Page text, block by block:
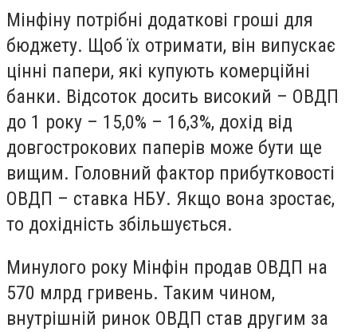
Мінфіну потрібні додаткові гроші для
бюджету. Щоб їх отримати, він випускає
цінні папери, які купують комерційні
банки. Відсоток досить високий – ОВДП
до 1 року – 15,0% – 16,3%, дохід від
довгострокових паперів може бути ще
вищим. Головний фактор прибутковості
ОВДП – ставка НБУ. Якщо вона зростає,
то дохідність збільшується.
Минулого року Мінфін продав ОВДП на
570 млрд гривень. Таким чином,
внутрішній ринок ОВДП став другим за